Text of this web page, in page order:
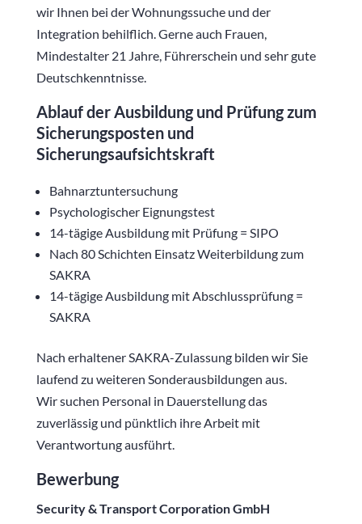
wir Ihnen bei der Wohnungssuche und der
Integration behilflich. Gerne auch Frauen,
Mindestalter 21 Jahre, Führerschein und sehr gute
Deutschkenntnisse.
Ablauf der Ausbildung und Prüfung zum
Sicherungsposten und
Sicherungsaufsichtskraft
Bahnarztuntersuchung
Psychologischer Eignungstest
14-tägige Ausbildung mit Prüfung = SIPO
Nach 80 Schichten Einsatz Weiterbildung zum
SAKRA
14-tägige Ausbildung mit Abschlussprüfung =
SAKRA
Nach erhaltener SAKRA-Zulassung bilden wir Sie
laufend zu weiteren Sonderausbildungen aus.
Wir suchen Personal in Dauerstellung das
zuverlässig und pünktlich ihre Arbeit mit
Verantwortung ausführt.
Bewerbung
Security & Transport Corporation GmbH